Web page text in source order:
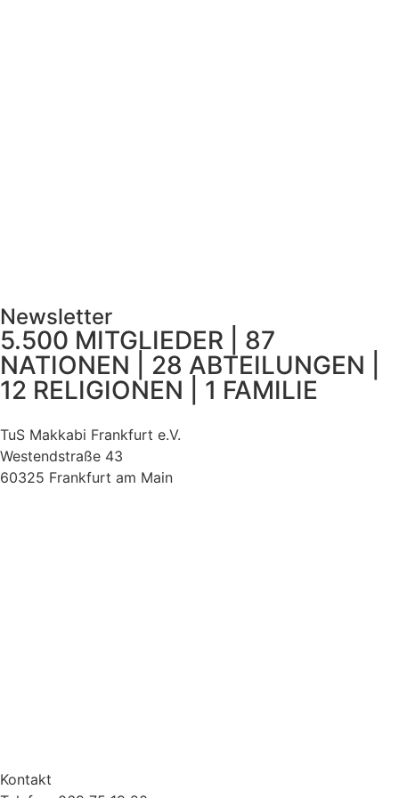
Newsletter
5.500 MITGLIEDER | 87
NATIONEN | 28 ABTEILUNGEN |
12 RELIGIONEN | 1 FAMILIE
TuS Makkabi Frankfurt e.V.
Westendstraße 43
60325 Frankfurt am Main
Kontakt